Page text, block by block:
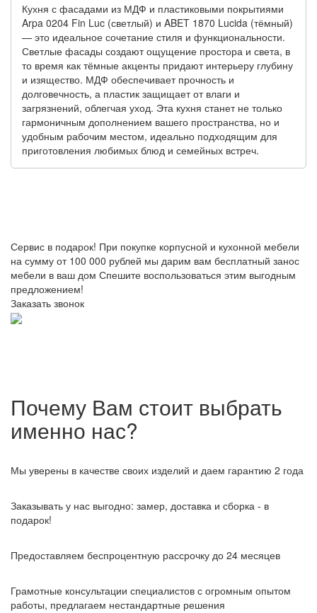
Кухня с фасадами из МДФ и пластиковыми покрытиями
Arpa 0204 Fin Luc (светлый) и ABET 1870 Lucida (тёмный)
— это идеальное сочетание стиля и функциональности.
Светлые фасады создают ощущение простора и света, в
то время как тёмные акценты придают интерьеру глубину
и изящество. МДФ обеспечивает прочность и
долговечность, а пластик защищает от влаги и
загрязнений, облегчая уход. Эта кухня станет не только
гармоничным дополнением вашего пространства, но и
удобным рабочим местом, идеально подходящим для
приготовления любимых блюд и семейных встреч.
Сервис в подарок! При покупке корпусной и кухонной мебели
на сумму от 100 000 рублей мы дарим вам бесплатный занос
мебели в ваш дом Спешите воспользоваться этим выгодным
предложением!
Заказать звонок
Почему Вам стоит выбрать
именно нас?
Мы уверены в качестве своих изделий и даем гарантию 2 года
Заказывать у нас выгодно: замер, доставка и сборка - в
подарок!
Предоставляем беспроцентную рассрочку до 24 месяцев
Грамотные консультации специалистов с огромным опытом
работы, предлагаем нестандартные решения